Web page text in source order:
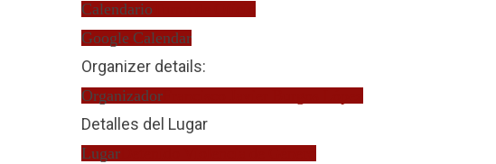
Calendario
Google Calendar
Organizer details:
Organizador
Detalles del Lugar
Lugar